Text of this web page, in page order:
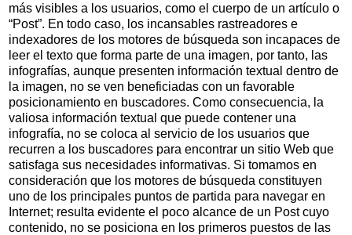
más visibles a los usuarios, como el cuerpo de un artículo o
“Post”. En todo caso, los incansables rastreadores e
indexadores de los motores de búsqueda son incapaces de
leer el texto que forma parte de una imagen, por tanto, las
infografías, aunque presenten información textual dentro de
la imagen, no se ven beneficiadas con un favorable
posicionamiento en buscadores. Como consecuencia, la
valiosa información textual que puede contener una
infografía, no se coloca al servicio de los usuarios que
recurren a los buscadores para encontrar un sitio Web que
satisfaga sus necesidades informativas. Si tomamos en
consideración que los motores de búsqueda constituyen
uno de los principales puntos de partida para navegar en
Internet; resulta evidente el poco alcance de un Postcuyo
contenido, no se posiciona en los primeros puestos de las